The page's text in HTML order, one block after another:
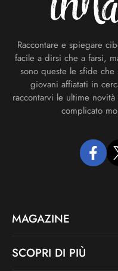
Raccontare e spiegare
facile a dirsi che a farsi,
sono queste le sfide
giovani affiatati in
raccontarvi le ultime
complicato
MAGAZINE
SCOPRI DI PIÙ